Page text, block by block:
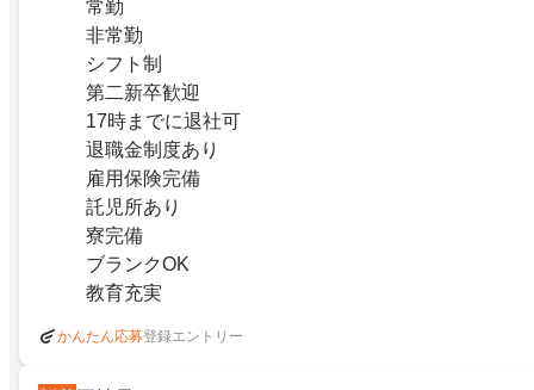
常勤
非常勤
シフト制
第二新卒歓迎
17時までに退社可
退職金制度あり
雇用保険完備
託児所あり
寮完備
ブランクOK
教育充実
かんたん応募登録エントリー